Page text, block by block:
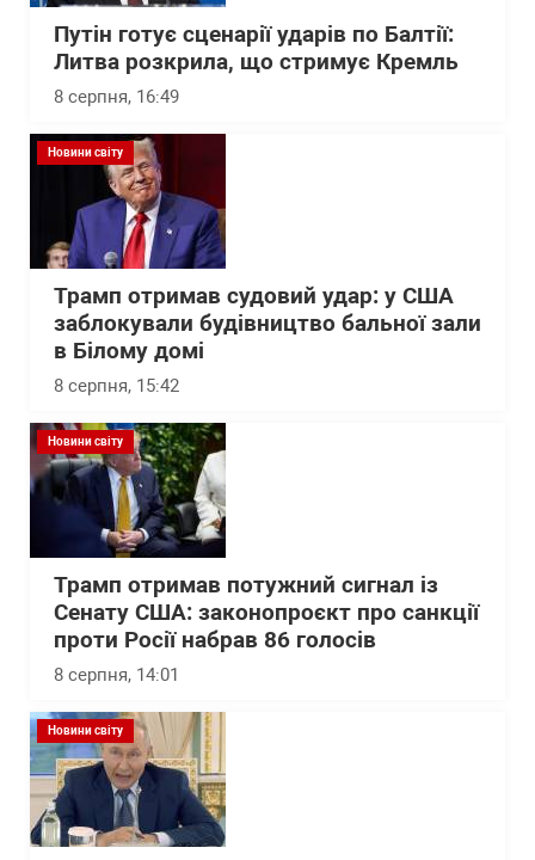
Путін готує сценарії ударів по Балтії:
Литва розкрила, що стримує Кремль
8 серпня, 16:49
Новини світу
Трамп отримав судовий удар: у США
заблокували будівництво бальної зали
в Білому домі
8 серпня, 15:42
Новини світу
Трамп отримав потужний сигнал із
Сенату США: законопроєкт про санкції
проти Росії набрав 86 голосів
8 серпня, 14:01
Новини світу